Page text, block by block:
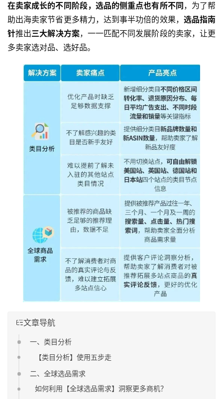
在卖家成长的不同阶段，选品的侧重点也有所不同 ，为了帮
助出海卖家节省更多精力，达到事半功倍的效果， 选品指南
针推出三大解决方案，一一匹配不同发展阶段的卖家，让更
多卖家选对品、选好品。
文章导航
一、类目分析
【类目分析】使用五步走
二、全球选品需求
如何利用【全球选品需求】洞察更多商机？